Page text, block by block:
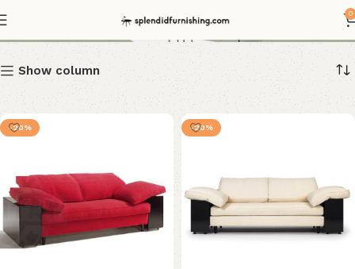
0
Artdeco Sofa
Show column
-20% -20%